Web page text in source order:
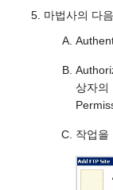
마법사의 다
상자의
작업을